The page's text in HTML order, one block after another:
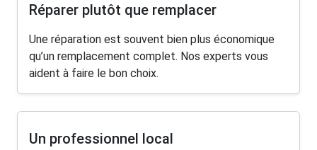
Réparer plutôt que remplacer
Une réparation est souvent bien plus économique
qu’un remplacement complet. Nos experts vous
aident à faire le bon choix.
Un professionnel local